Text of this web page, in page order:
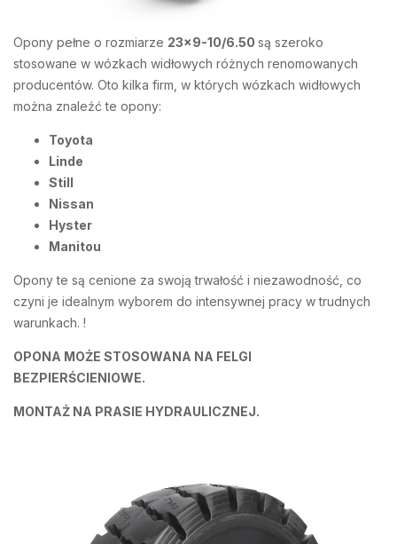
Opony pełne o rozmiarze 23×9-10/6.50 są szeroko
stosowane w wózkach widłowych różnych renomowanych
producentów. Oto kilka firm, w których wózkach widłowych
można znaleźć te opony:
Toyota
Linde
Still
Nissan
Hyster
Manitou
Opony te są cenione za swoją trwałość i niezawodność, co
czyni je idealnym wyborem do intensywnej pracy w trudnych
warunkach. !
OPONA MOŻE STOSOWANA NA FELGI
BEZPIERŚCIENIOWE.
MONTAŻ NA PRASIE HYDRAULICZNEJ.